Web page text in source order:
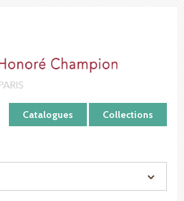
Catalogues Collections